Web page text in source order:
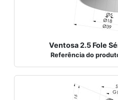
Ventosa 2.5 Fole
Referência do